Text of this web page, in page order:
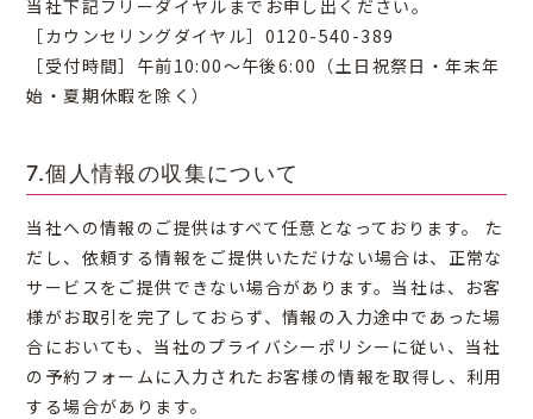
当社下記フリーダイヤルまでお申し出ください。
［カウンセリングダイヤル］0120-540-389
［受付時間］午前10:00〜午後6:00（土日祝祭日・年末年
始・夏期休暇を除く）
7.個人情報の収集について
当社への情報のご提供はすべて任意となっております。 た
だし、依頼する情報をご提供いただけない場合は、正常な
サービスをご提供できない場合があります。当社は、お客
様がお取引を完了しておらず、情報の入力途中であった場
合においても、当社のプライバシーポリシーに従い、当社
の予約フォームに入力されたお客様の情報を取得し、利用
する場合があります。